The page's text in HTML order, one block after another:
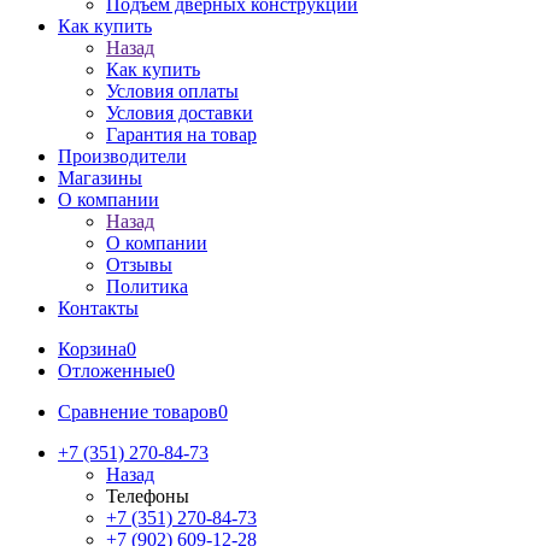
Подъем дверных конструкций
Как купить
Назад
Как купить
Условия оплаты
Условия доставки
Гарантия на товар
Производители
Магазины
О компании
Назад
О компании
Отзывы
Политика
Контакты
Корзина0
Отложенные0
Сравнение товаров0
+7 (351) 270-84-73
Назад
Телефоны
+7 (351) 270-84-73
+7 (902) 609-12-28